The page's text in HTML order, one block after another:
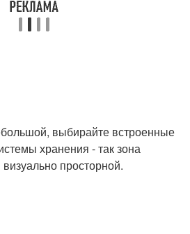
выбирайте встроенные
хранения - так зона
просторной.